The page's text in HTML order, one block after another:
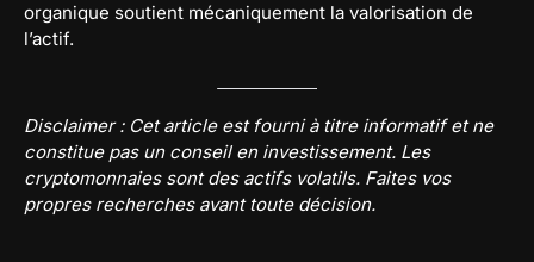
organique soutient mécaniquement la valorisation de
l’actif.
Disclaimer : Cet article est fourni à titre informatif et ne
constitue pas un conseil en investissement. Les
cryptomonnaies sont des actifs volatils. Faites vos
propres recherches avant toute décision.